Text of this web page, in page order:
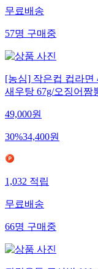
무료배송
57명구매중
[농심] 작은컵 컵라면
새우탕 67g/오징어짬
49,000원
30%34,400원
1,032적립
무료배송
66명구매중